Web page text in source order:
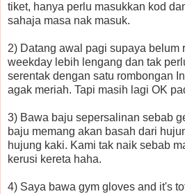
tiket, hanya perlu masukkan kod
sahaja masa nak masuk.
2) Datang awal pagi supaya belum
weekday lebih lengang dan tak
serentak dengan satu rombongan
agak meriah. Tapi masih lagi OK
3) Bawa baju sepersalinan sebab
baju memang akan basah dari
hujung kaki. Kami tak naik sebab
kerusi kereta haha.
4) Saya bawa gym gloves and it's